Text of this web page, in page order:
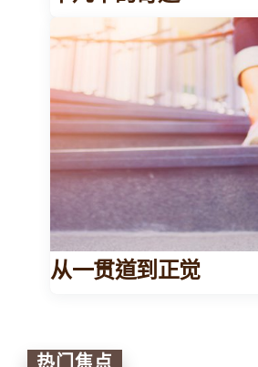
从一贯道到正觉
热门焦点